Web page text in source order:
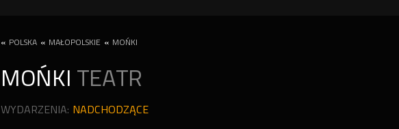
« POLSKA « MAŁOPOLSKIE « MOŃKI
MOŃKI TEATR
WYDARZENIA: NADCHODZĄCE